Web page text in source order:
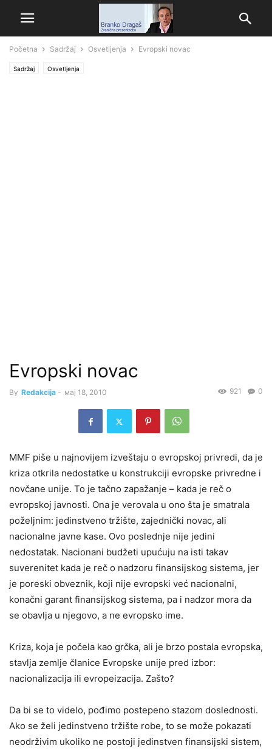
Početna Sadržaj Osvetljenja Evropski novac
Sadržaj Osvetljenja
Evropski novac
By Redakcija - мај 18, 2010 0
921
MMF piše u najnovijem izveštaju o evropskoj privredi, da je
kriza otkrila nedostatke u konstrukciji evropske privredne i
novčane unije. To je tačno zapažanje – kada je reč o
evropskoj javnosti. Ona je verovala u ono šta je smatrala
poželjnim: jedinstveno tržište, zajednički novac, ali
nacionalne javne kase. Ovo poslednje nije jedini
nedostatak. Nacionani budžeti upućuju na isti takav
suverenitet kada je reč o nadzoru finansijskog sistema, jer
je poreski obveznik, koji nije evropski već nacionalni,
konačni garant finansijskog sistema, pa i nadzor mora da
se obavlja u njegovo, a ne evropsko ime.
Kriza, koja je počela kao grčka, ali je brzo postala evropska,
stavlja zemlje članice Evropske unije pred izbor:
nacionalizacija ili evropeizacija. Zašto?
Da bi se to videlo, pođimo postepeno stazom doslednosti.
Ako se želi jedinstveno tržište robe, to se može pokazati
neodrživim ukoliko ne postoji jedinstven finansijski sistem,